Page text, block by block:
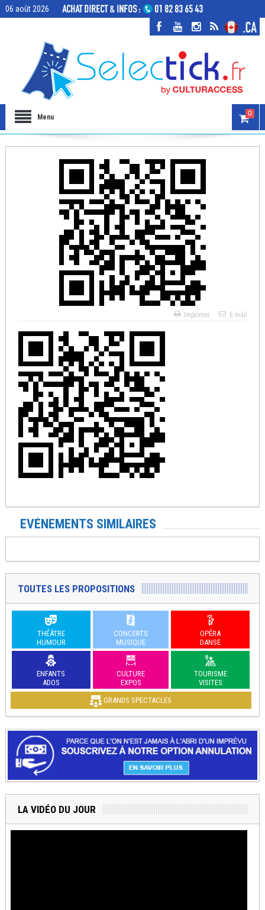
06 août 2026
Menu 0
Imprimer E-mail
EVÉNEMENTS SIMILAIRES
TOUTES LES PROPOSITIONS
THÉÂTRE
HUMOUR
CONCERTS
MUSIQUE
OPÉRA
DANSE
ENFANTS
ADOS
CULTURE
EXPOS
TOURISME
VISITES
GRANDS SPECTACLES
LA VIDÉO DU JOUR